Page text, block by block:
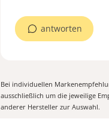
antworten
Bei individuellen
ausschließlich um die jeweilige
anderer Hersteller zur Auswahl.